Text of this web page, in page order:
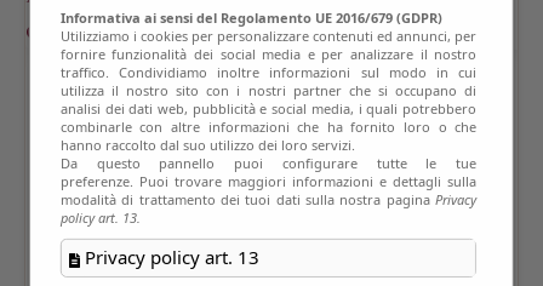
Informativa ai sensi del Regolamento UE 2016/679 (GDPR)
Utilizziamo i cookies per personalizzare contenuti ed annunci, per
fornire funzionalità dei social media e per analizzare il nostro
traffico. Condividiamo inoltre informazioni sul modo in cui
utilizza il nostro sito con i nostri partner che si occupano di
analisi dei dati web, pubblicità e social media, i quali potrebbero
combinarle con altre informazioni che ha fornito loro o che
hanno raccolto dal suo utilizzo dei loro servizi.
Da questo pannello puoi configurare tutte le tue
preferenze. Puoi trovare maggiori informazioni e dettagli sulla
modalità di trattamento dei tuoi dati sulla nostra paginaPrivacy
policy art. 13.
Privacy policy art. 13